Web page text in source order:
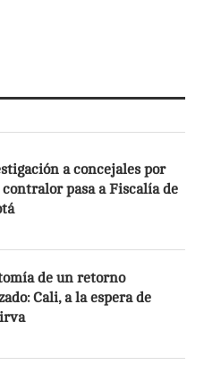
a concejales por
contralor pasa a Fiscalía de
de un retorno
Cali, a la espera de